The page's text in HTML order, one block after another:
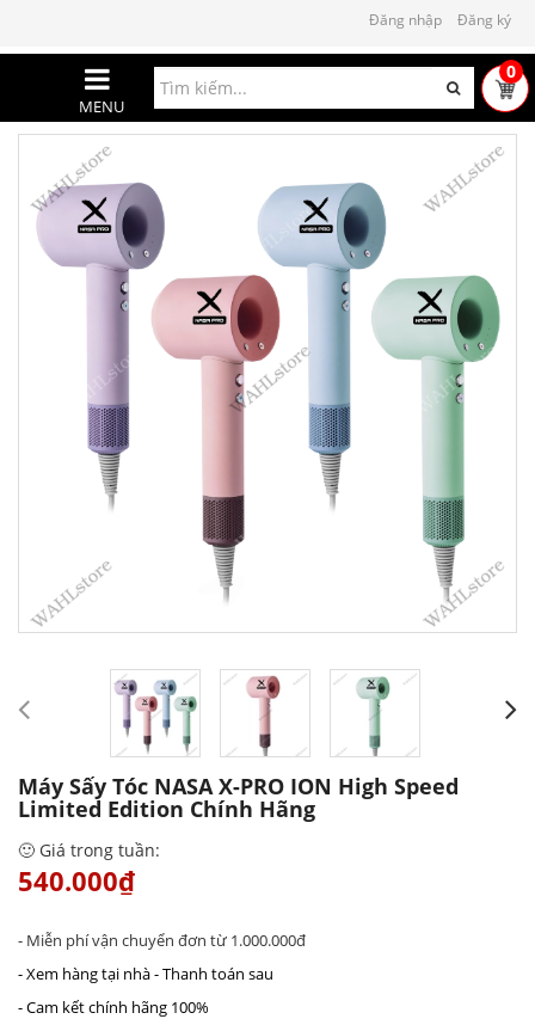
Đăng nhập Đăng ký
MENU
0
Máy Sấy Tóc NASA X-PRO ION High Speed
Limited Edition Chính Hãng
🙂 Giá trong tuần:
540.000₫
- Miễn phí vận chuyển đơn từ 1.000.000đ
- Xem hàng tại nhà - Thanh toán sau
- Cam kết chính hãng 100%